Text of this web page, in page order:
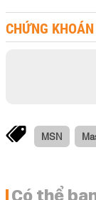
CHỨNG KHOÁN
MSN
Có thể